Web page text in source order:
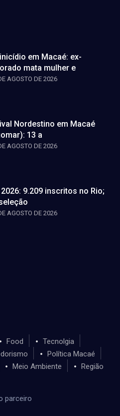
em Macaé: ex-
mata mulher e
AGOSTO DE 2026
Nordestino em Macaé
13 a
AGOSTO DE 2026
2026: 9.209 inscritos no Rio;
AGOSTO DE 2026
Food
Tecnolgia
Política Macaé
Meio Ambiente Região
parceiro